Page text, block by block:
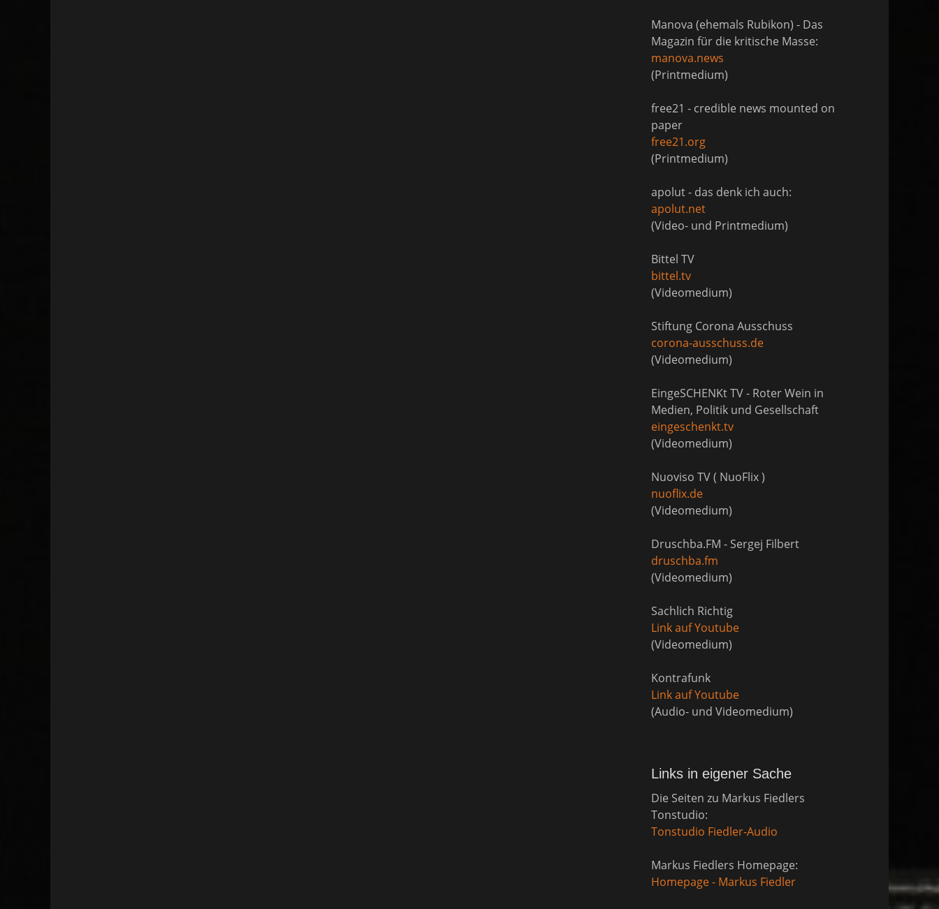
Manova (ehemals Rubikon) - Das
Magazin für die kritische Masse:
manova.news
(Printmedium)
free21 - credible news mounted on
paper
free21.org
(Printmedium)
apolut - das denk ich auch:
apolut.net
(Video- und Printmedium)
Bittel TV
bittel.tv
(Videomedium)
Stiftung Corona Ausschuss
corona-ausschuss.de
(Videomedium)
EingeSCHENKt TV - Roter Wein in
Medien, Politik und Gesellschaft
eingeschenkt.tv
(Videomedium)
Nuoviso TV ( NuoFlix )
nuoflix.de
(Videomedium)
Druschba.FM - Sergej Filbert
druschba.fm
(Videomedium)
Sachlich Richtig
Link auf Youtube
(Videomedium)
Kontrafunk
Link auf Youtube
(Audio- und Videomedium)
Links in eigener Sache
Die Seiten zu Markus Fiedlers
Tonstudio:
Tonstudio Fiedler-Audio
Markus Fiedlers Homepage:
Homepage - Markus Fiedler